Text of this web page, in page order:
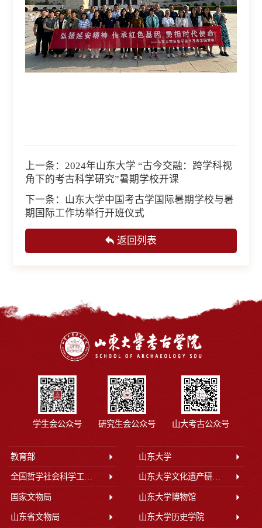
上一条： 2024年山东大学 “古今交融：跨学科视
角下的考古科学研究”暑期学校开课
下一条： 山东大学中国考古学国际暑期学校与暑
期国际工作坊举行开班仪式
返回列表
学生会公众号 研究生会公众号 山大考古公众号
教育部 山东大学
山东大学文化遗产研究院
国家文物局 山东大学博物馆
山东省文物局 山东大学历史学院